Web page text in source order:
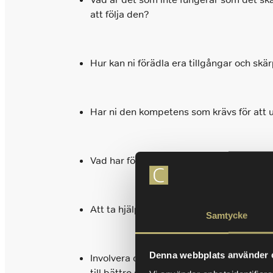
Samtycke
Denna webbplats använder
att följa den?
Hur kan ni förädla era tillgångar och
Har ni den kompetens som krävs för att
Vad har förändrats inom er bransch och
Att ta hjälp av någon utifrån kan ge nya
Involvera ditt team i